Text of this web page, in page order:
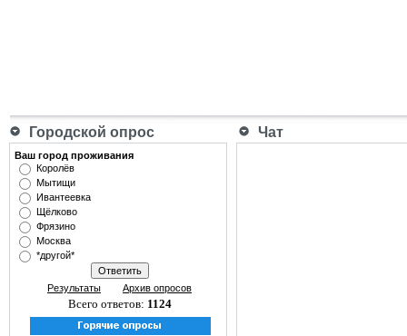
Городской опрос Чат
Ваш город проживания
Королёв
Мытищи
Ивантеевка
Щёлково
Фрязино
Москва
*другой*
Результаты Архив опросов
Всего ответов: 1124